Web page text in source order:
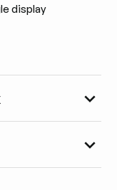
display